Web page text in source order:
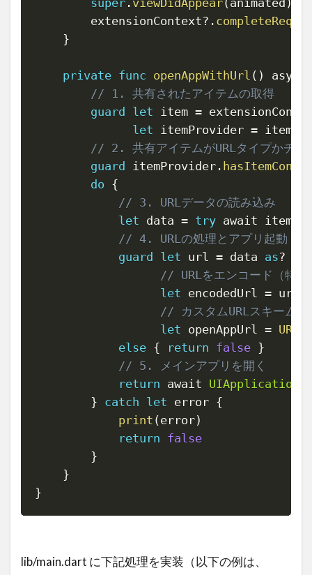
super . viewDidAppear(animated )
        extensionContext
? .
}
private func openAppWithUrl ( )
// 1. 共有されたアイテムの取得
guard
let item =
let itemProvider = item
// 2. 共有アイテムがURLタイプかチェ
guard itemProvider .
do {
// 3. URLデータの読み込み
let data = try await
// 4. URLの処理とアプリ起動
guard
let url = data as?
// URLをエンコード（特殊
let encodedUrl = url
// カスタムURLスキーム
let openAppUrl = URL
else { return false }
// 5. メインアプリを開く
return await UIApplication
} catch let error {
print (error)
return false
}
}
}
lib/main.dart に下記処理を実装（以下の例は、